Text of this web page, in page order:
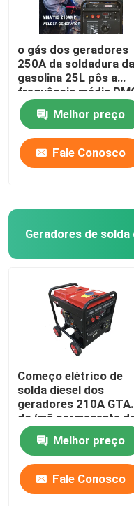
o gás dos geradores
250A da soldadura da
gasolina 25L pôs a
frequência média
Melhor preço
Fale Conosco
Geradores de solda
Começo elétrico de
solda diesel dos
geradores 210A
do ímã permanente
PMG
Melhor preço
Fale Conosco